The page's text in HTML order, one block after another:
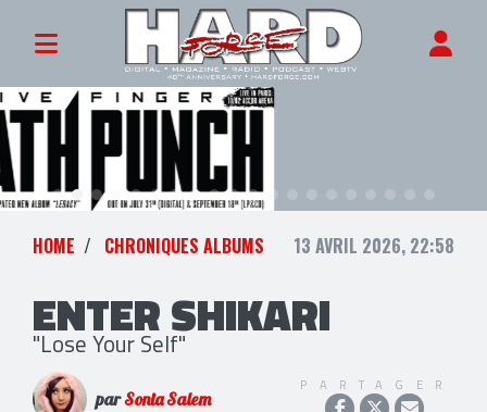
HOME CHRONIQUES ALBUMS 13 AVRIL 2026, 22:58
ENTER SHIKARI
"Lose Your Self"
parSonia Salem
PARTAGER